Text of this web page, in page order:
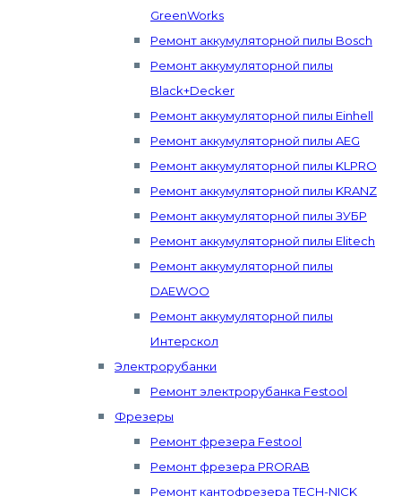
GreenWorks
Ремонт аккумуляторной пилы Bosch
Ремонт аккумуляторной пилы
Black+Decker
Ремонт аккумуляторной пилы Einhell
Ремонт аккумуляторной пилы AEG
Ремонт аккумуляторной пилы KLPRO
Ремонт аккумуляторной пилы KRANZ
Ремонт аккумуляторной пилы ЗУБР
Ремонт аккумуляторной пилы Elitech
Ремонт аккумуляторной пилы
DAEWOO
Ремонт аккумуляторной пилы
Интерскол
Электрорубанки
Ремонт электрорубанка Festool
Фрезеры
Ремонт фрезера Festool
Ремонт фрезера PRORAB
Ремонт кантофрезера TECH-NICK